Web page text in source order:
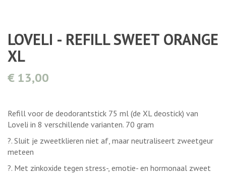
LOVELI - REFILL SWEET ORANGE
XL
€ 13,00
Refill voor de deodorantstick 75 ml (de XL deostick) van
Loveli in 8 verschillende varianten. 70 gram
?. Sluit je zweetklieren niet af, maar neutraliseert zweetgeur
meteen
?. Met zinkoxide tegen stress-, emotie- en hormonaal zweet